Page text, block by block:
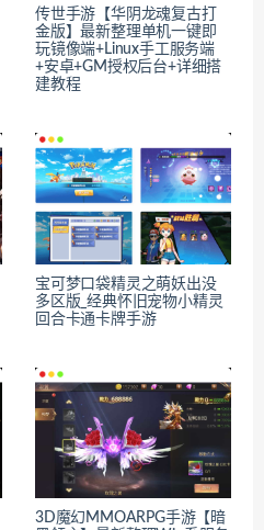
传世手游【华阴龙魂复古打
金版】最新整理单机一键即
玩镜像端+Linux手工服务端
+安卓+GM授权后台+详细搭
建教程
宝可梦口袋精灵之萌妖出没
多区版_经典怀旧宠物小精灵
回合卡通卡牌手游
3D魔幻MMOARPG手游【暗